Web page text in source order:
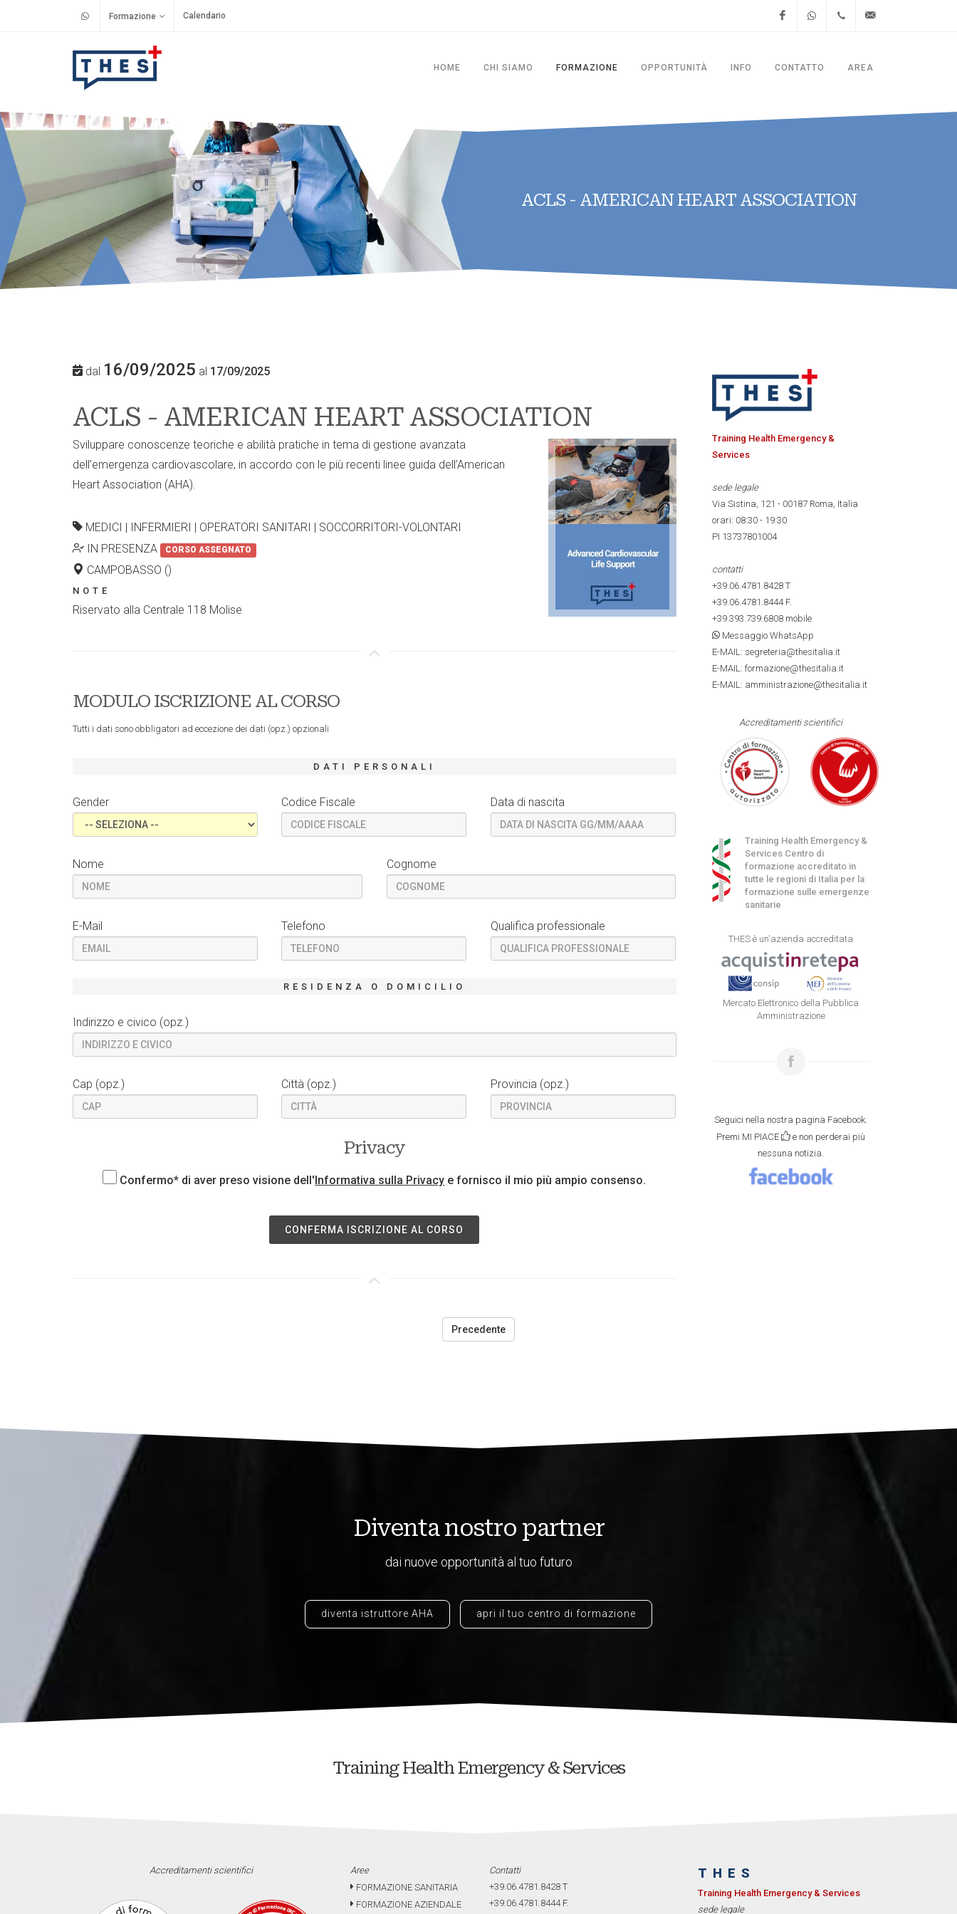
Formazione Calendario
HOME CHI SIAMO FORMAZIONE OPPORTUNITÀ INFO CONTATTO AREA
ACLS - AMERICAN HEART ASSOCIATION
dal 16/09/2025 al 17/09/2025
ACLS - AMERICAN HEART ASSOCIATION
Sviluppare conoscenze teoriche e abilità pratiche in tema di gestione avanzata
dell’emergenza cardiovascolare, in accordo con le più recenti linee guida dell’American
Heart Association (AHA).
MEDICI | INFERMIERI | OPERATORI SANITARI | SOCCORRITORI-VOLONTARI
IN PRESENZA
CORSO ASSEGNATO
CAMPOBASSO ()
NOTE
Riservato alla Centrale 118 Molise
MODULO ISCRIZIONE AL CORSO
Tutti i dati sono obbligatori ad eccezione dei dati (opz.) opzionali
DATI PERSONALI
Gender Codice Fiscale Data di nascita
Nome Cognome
E-Mail Telefono Qualifica professionale
RESIDENZA O DOMICILIO
Indirizzo e civico (opz.)
Cap (opz.) Città (opz.) Provincia (opz.)
Privacy
Confermo* di aver preso visione dell'Informativa sulla Privacy e fornisco il mio più ampio consenso.
CONFERMA ISCRIZIONE AL CORSO
Training Health Emergency &
Services
sede legale
Via Sistina, 121 - 00187 Roma, Italia
orari: 08:30 - 19:30
PI 13737801004
contatti
+39.06.4781.8428T
+39.06.4781.8444F.
+39.393.739.6808mobile
Messaggio WhatsApp
E-MAIL: segreteria@thesitalia.it
E-MAIL: formazione@thesitalia.it
E-MAIL: amministrazione@thesitalia.it
Accreditamenti scientifici
Training Health Emergency &
Services Centro di
formazione accreditato in
tutte le regioni di Italia per la
formazione sulle emergenze
sanitarie
THES è un'azienda accreditata
Mercato Elettronico della Pubblica
Amministrazione
Seguici nella nostra pagina Facebook.
Premi MI PIACE
e non perderai più
nessuna notizia.
Precedente
Diventa nostro partner
dai nuove opportunità al tuo futuro
diventa istruttore AHA apri il tuo centro di formazione
Training Health Emergency & Services
Accreditamenti scientifici
Aree
FORMAZIONE SANITARIA
FORMAZIONE AZIENDALE
Contatti
+39.06.4781.8428 T
+39.06.4781.8444F.
THES
Training Health Emergency & Services
sede legale